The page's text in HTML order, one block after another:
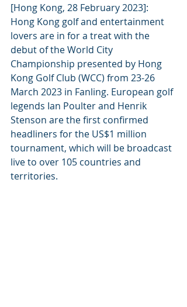
[Hong Kong, 28 February 2023]:
Hong Kong golf and entertainment
lovers are in for a treat with the
debut of the World City
Championship presented by Hong
Kong Golf Club (WCC) from 23-26
March 2023 in Fanling. European golf
legends Ian Poulter and Henrik
Stenson are the first confirmed
headliners for the US$1 million
tournament, which will be broadcast
live to over 105 countries and
territories.